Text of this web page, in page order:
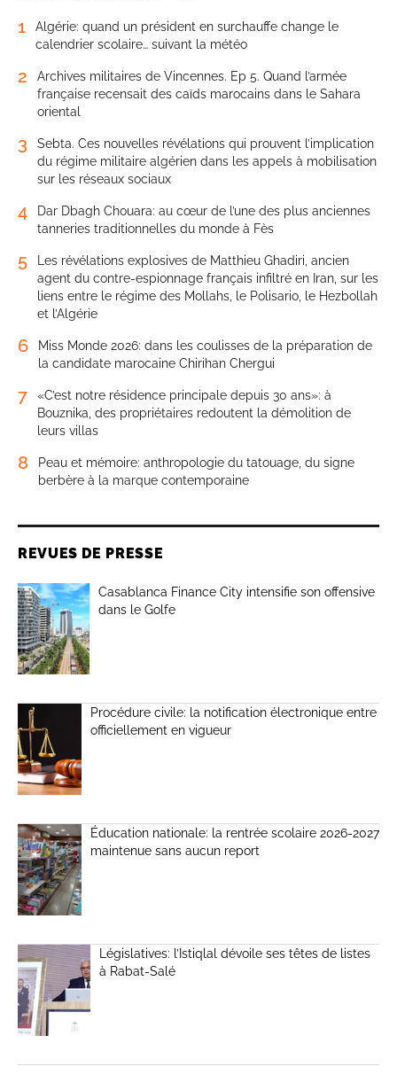
1
Algérie: quand un président en surchauffe change le
calendrier scolaire… suivant la météo
2
Archives militaires de Vincennes. Ep 5. Quand l’armée
française recensait des caïds marocains dans le Sahara
oriental
3
Sebta. Ces nouvelles révélations qui prouvent l’implication
du régime militaire algérien dans les appels à mobilisation
sur les réseaux sociaux
4
Dar Dbagh Chouara: au cœur de l’une des plus anciennes
tanneries traditionnelles du monde à Fès
5
Les révélations explosives de Matthieu Ghadiri, ancien
agent du contre-espionnage français infiltré en Iran, sur les
liens entre le régime des Mollahs, le Polisario, le Hezbollah
et l’Algérie
6
Miss Monde 2026: dans les coulisses de la préparation de
la candidate marocaine Chirihan Chergui
7
«C’est notre résidence principale depuis 30 ans»: à
Bouznika, des propriétaires redoutent la démolition de
leurs villas
8
Peau et mémoire: anthropologie du tatouage, du signe
berbère à la marque contemporaine
REVUES DE PRESSE
Casablanca Finance City intensifie son offensive
dans le Golfe
Procédure civile: la notification électronique entre
officiellement en vigueur
Éducation nationale: la rentrée scolaire 2026-2027
maintenue sans aucun report
Législatives: l’Istiqlal dévoile ses têtes de listes
à Rabat-Salé